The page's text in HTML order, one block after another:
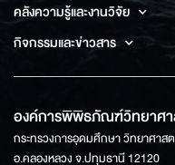
คลังความรู้และงานวิจัย
กิจกรรมและข่าวสาร
องค์การพิพิธภัณฑ์วิทยาศา
กระทรวงการอุดมศึกษา วิทยาศาส
อ.คลองหลวง จ.ปทุมธานี 12120